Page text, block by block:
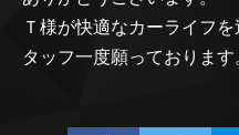
Ｔ様が快適なカーライフ
タッフ一度願っております